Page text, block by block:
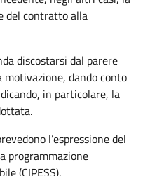
del contratto alla
discostarsi dal parere
dando conto
in particolare, la
l’espressione del
programmazione
(CIPESS).